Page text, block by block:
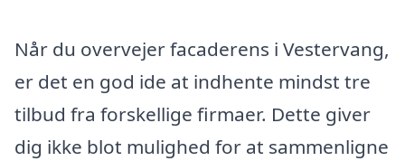
Når du overvejer facaderens i Vestervang,
er det en god ide at indhente mindst tre
tilbud fra forskellige firmaer. Dette giver
dig ikke blot mulighed for at sammenligne